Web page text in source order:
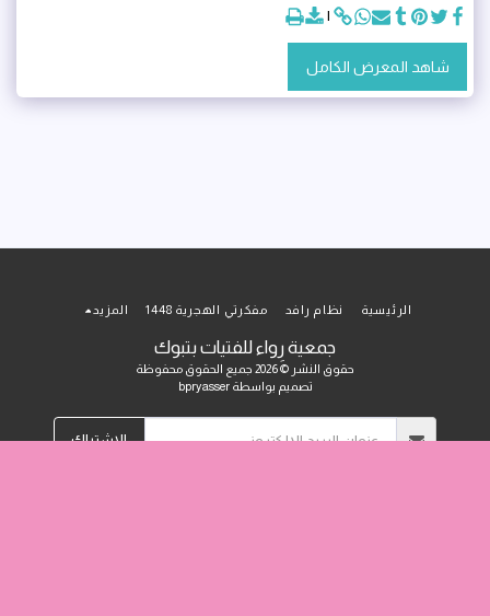
شاهد المعرض الكامل
جمعية رِواء للفتيات بتبوك
حقوق النشر © 2026 جميع الحقوق محفوظة
تصميم بواسطةbpryasser
الرئيسية نظام رافد مفكرتي الهجرية 1448 المزيد
الاشتراك